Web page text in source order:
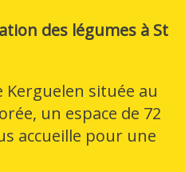
des légumes à St
Kerguelen située au
un espace de 72
accueille pour une